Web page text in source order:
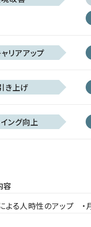
リアアップ
き上げ
ング向上
容
よる人時性のアップ